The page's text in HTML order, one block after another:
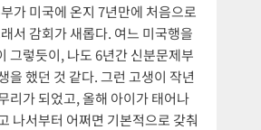
가 미국에 온지 7년만에 처음으로
서 감회가 새롭다. 여느 미국행을
그렇듯이, 나도 6년간 신분문제부
을 했던 것 같다. 그런 고생이 작년
리가 되었고, 올해 아이가 태어나
나서부터 어쩌면 기본적으로 갖춰